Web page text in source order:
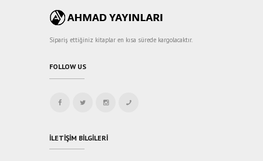
Sipariş ettiğiniz kitaplar en kısa sürede kargolacaktır.
FOLLOW US
İLETIŞIM BILGILERI